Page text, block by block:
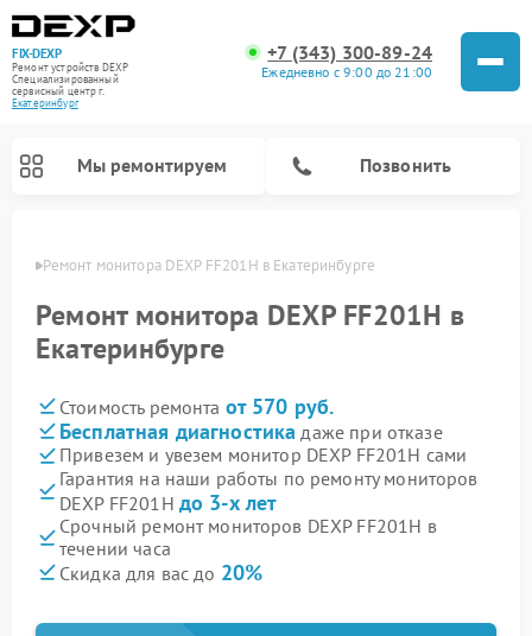
FIX-DEXP
Ремонт устройств DEXP
Специализированный
cервисный центр г.
Екатеринбург
+7 (343) 300-89-24
Ежедневно с 9:00 до 21:00
Мы ремонтируем Позвонить
Ремонт монитора DEXP FF201H в Екатеринбурге
Ремонт монитора DEXP FF201H в
Екатеринбурге
Стоимость ремонта от 570 руб.
Бесплатная диагностика даже при отказе
Привезем и увезем монитор DEXP FF201H сами
Гарантия на наши работы по ремонту мониторов
DEXP FF201H до 3-х лет
Срочный ремонт мониторов DEXP FF201H в
течении часа
Скидка для вас до 20%